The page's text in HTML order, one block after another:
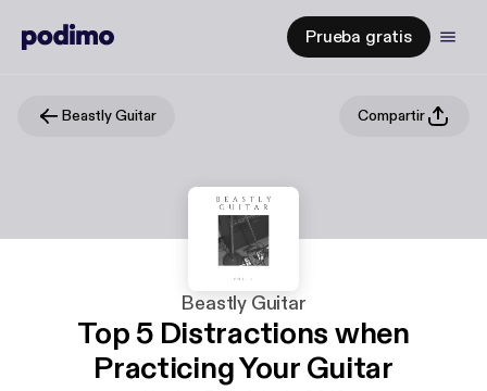
Prueba gratis
Beastly Guitar Compartir
Beastly Guitar
Top 5 Distractions when
Practicing Your Guitar